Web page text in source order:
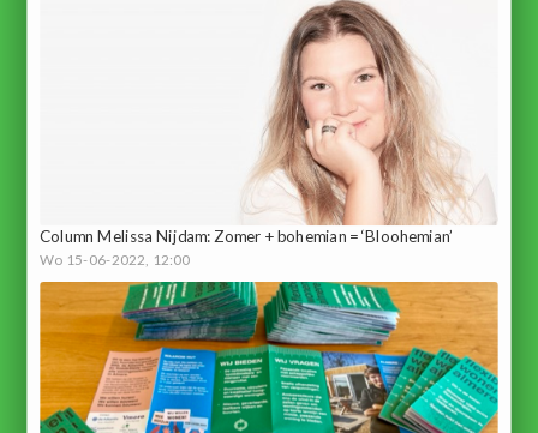
Column Melissa Nijdam: Zomer + bohemian = ‘Bloohemian’
Wo 15-06-2022, 12:00